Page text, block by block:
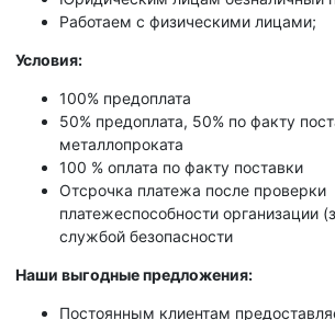
Работаем с физическими лицами;
Условия:
100% предоплата
50% предоплата, 50% по факту
металлопроката
100 % оплата по факту поставки
Отсрочка платежа после проверки
платежеспособности организации
службой безопасности
Наши выгодные предложения:
Постоянным клиентам